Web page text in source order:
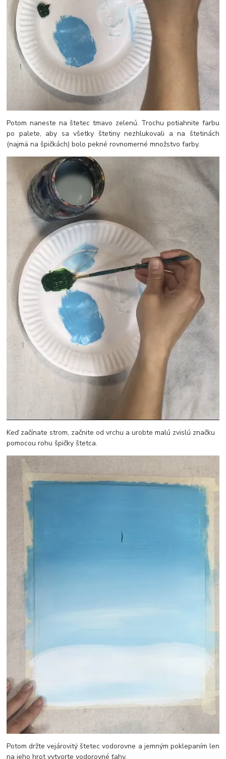
Potom naneste na štetec tmavo zelenú. Trochu potiahnite farbu
po palete, aby sa všetky štetiny nezhlukovali a na štetinách
(najmä na špičkách) bolo pekné rovnomerné množstvo farby.
Keď začínate strom, začnite od vrchu a urobte malú zvislú značku
pomocou rohu špičky štetca.
Potom držte vejárovitý štetec vodorovne a jemným poklepaním len
na jeho hrot vytvorte vodorovné ťahy.